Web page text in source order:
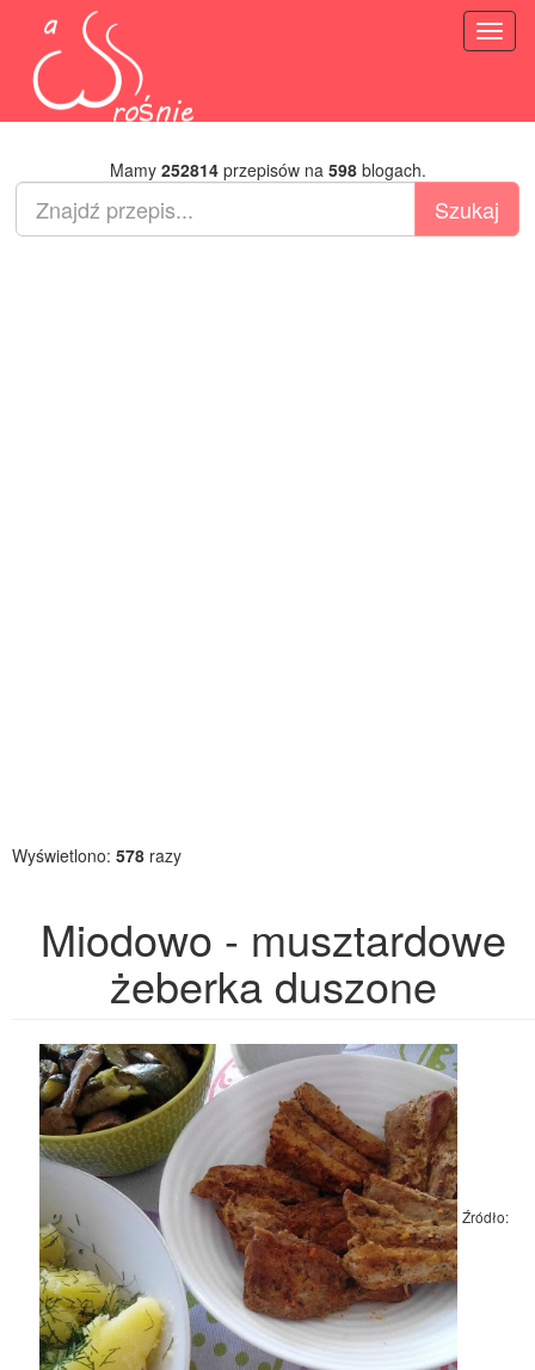
Mamy 252814przepisów na 598blogach.
Wyświetlono: 578 razy
Miodowo - musztardowe
żeberka duszone
Źródło: